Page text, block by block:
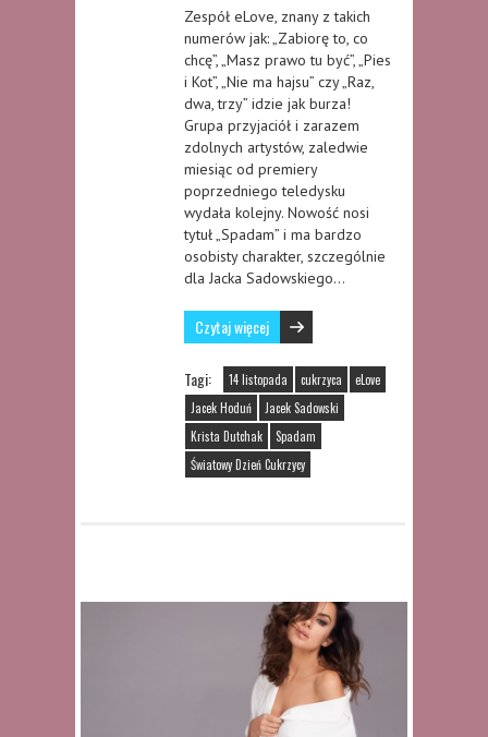
Zespół eLove, znany z takich
numerów jak: „Zabiorę to, co
chcę”, „Masz prawo tu być”, „Pies
i Kot”, „Nie ma hajsu” czy „Raz,
dwa, trzy” idzie jak burza!
Grupa przyjaciół i zarazem
zdolnych artystów, zaledwie
miesiąc od premiery
poprzedniego teledysku
wydała kolejny. Nowość nosi
tytuł „Spadam” i ma bardzo
osobisty charakter, szczególnie
dla Jacka Sadowskiego…
Czytaj więcej
Tagi: 14 listopada cukrzyca
eLove
Jacek Hoduń
Jacek Sadowski
Krista Dutchak
Spadam
Światowy Dzień Cukrzycy